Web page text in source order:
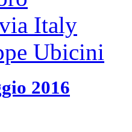
Italy
Ubicini
2016